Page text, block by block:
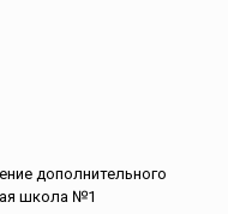
дополнительного
школа №1